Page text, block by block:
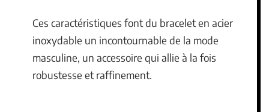
Ces caractéristiques font du bracelet en acier
inoxydable un incontournable de la mode
masculine, un accessoire qui allie à la fois
robustesse et raffinement.